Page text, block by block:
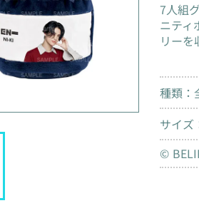
7人組
ニティ
リーを
種類：
サイ
©